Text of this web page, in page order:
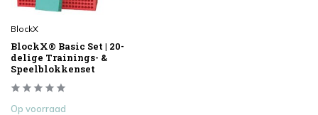
BlockX
BlockX® Basic Set | 20-
delige Trainings- &
Speelblokkenset
Op voorraad